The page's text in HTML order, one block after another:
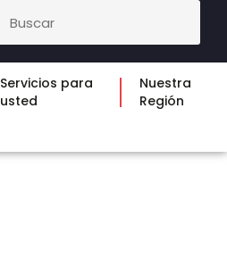
Servicios para
usted
Nuestra
Región